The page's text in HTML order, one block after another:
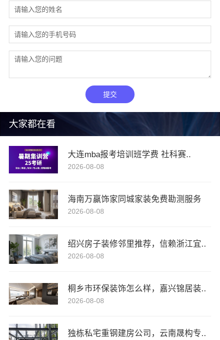
大家都在看
大连mba报考培训班学费 社科赛..
2026-08-08
海南万赢饰家同城家装免费勘测服务
2026-08-08
绍兴房子装修邻里推荐，信赖浙江宜..
2026-08-08
桐乡市环保装饰怎么样，嘉兴锦居装..
2026-08-08
独栋私宅重钢建房公司，云南晟构专..
提交